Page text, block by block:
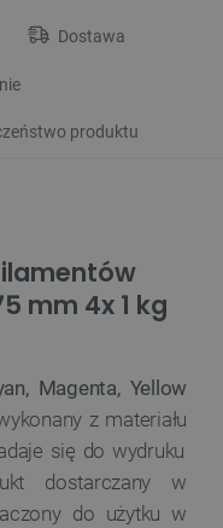
Dostawa
produktu
mm 4x 1 kg
Magenta, Yellow
z materiału
się do wydruku
dostarczany w
do użytku w